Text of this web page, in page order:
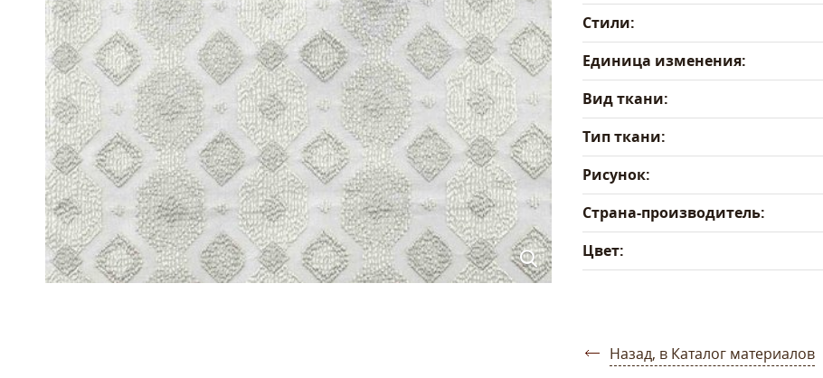
Стили:
Единица изменения:
Вид ткани:
Тип ткани:
Рисунок:
Страна-производитель:
Цвет:
Назад, в Каталог материалов